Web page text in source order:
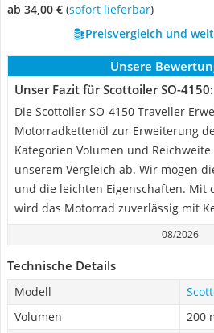
ab 34,00 € ( Sofort lieferbar)
Preisvergleich und
Unsere
Unser Fazit für Scottoiler SO-4150:
Die Scottoiler SO-4150 Traveller
Motorradkettenöl zur Erweiterung
Kategorien Volumen und
unserem Vergleich ab. Wir mögen
und die leichten Eigenschaften. Mit
wird das Motorrad zuverlässig mit
08/2026
Technische Details
Modell
Volumen
200